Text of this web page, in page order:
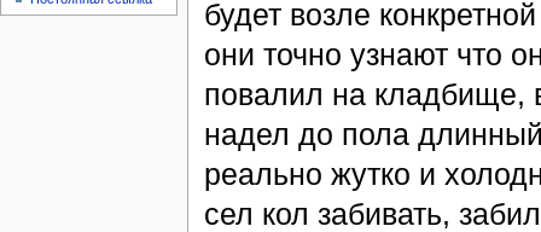
будет возле
они точно узнают что
повалил на кладбище,
надел до пола
реально жутко и
сел кол забивать,